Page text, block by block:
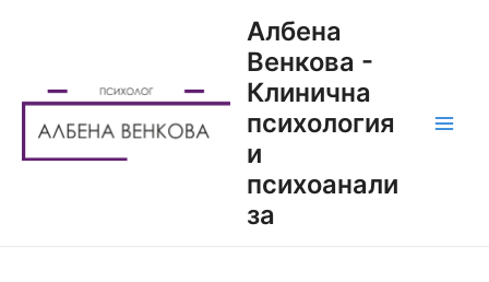
Албена
Венкова -
Клинична
психология
и
психоанали
за